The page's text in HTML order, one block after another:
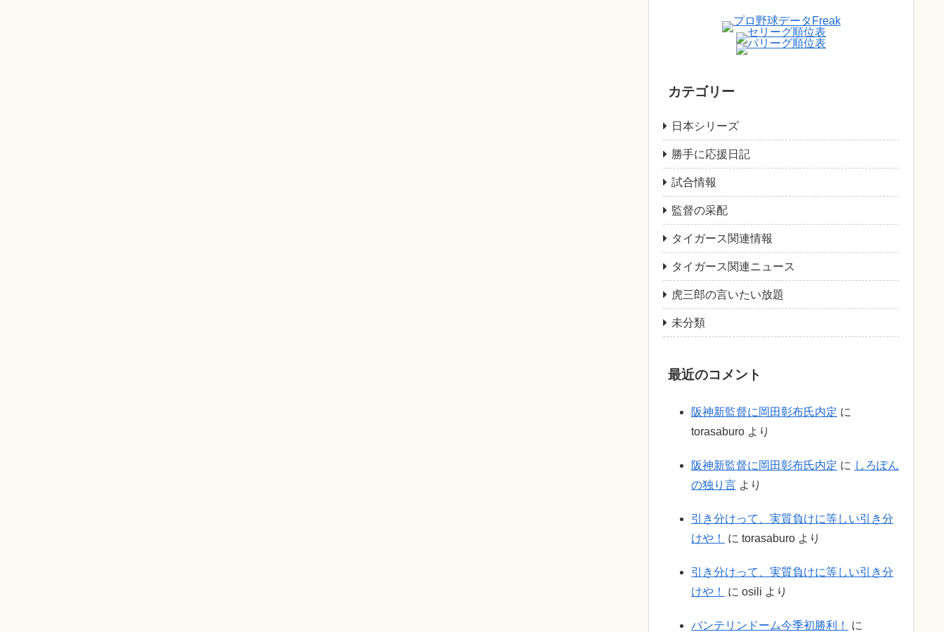
カテゴリー
日本シリーズ
勝手に応援日記
試合情報
監督の采配
タイガース関連情報
タイガース関連ニュース
虎三郎の言いたい放題
未分類
最近のコメント
阪神新監督に岡田彰布氏内定 に
torasaburo より
阪神新監督に岡田彰布氏内定 に しろぽん
の独り言 より
引き分けって、実質負けに等しい引き分
けや！
に torasaburo より
引き分けって、実質負けに等しい引き分
けや！
に osili より
バンテリンドーム今季初勝利！
に